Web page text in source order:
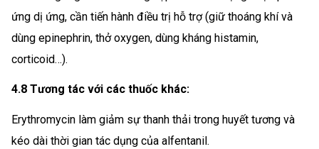
ứng dị ứng, cần tiến hành điều trị hỗ trợ (giữ thoáng khí và
dùng epinephrin, thở oxygen, dùng kháng histamin,
corticoid…).
4.8 Tương tác với các thuốc khác:
Erythromycin làm giảm sự thanh thải trong huyết tương và
kéo dài thời gian tác dụng của alfentanil.